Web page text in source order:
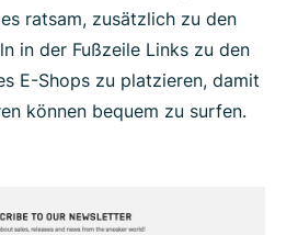
ratsam, zusätzlich zu den
in der Fußzeile Links zu den
E-Shops zu platzieren, damit
können bequem zu surfen.